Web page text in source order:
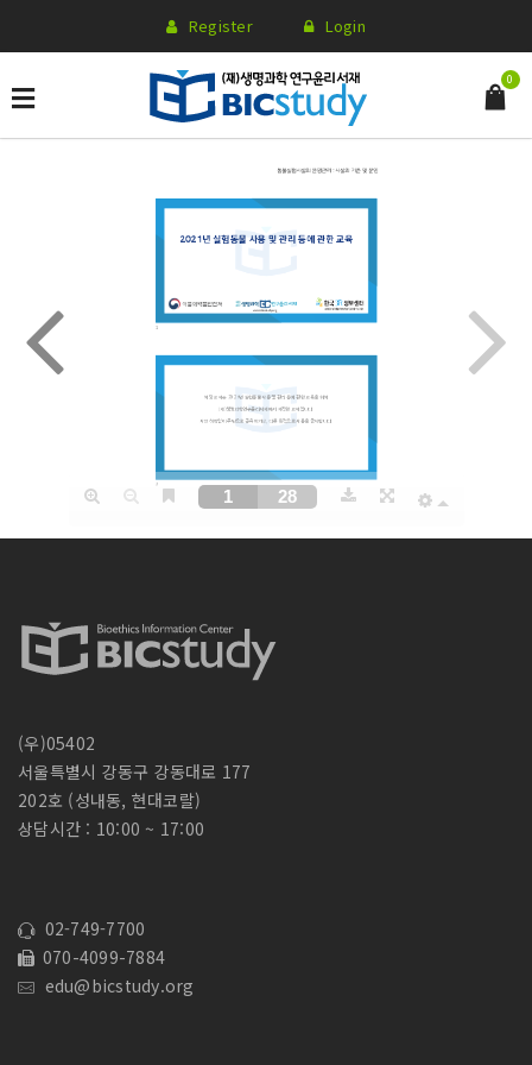
Register Login
0
(우)05402
서울특별시 강동구 강동대로 177
202호 (성내동, 현대코랄)
상담시간 : 10:00 ~ 17:00
02-749-7700
070-4099-7884
edu@bicstudy.org